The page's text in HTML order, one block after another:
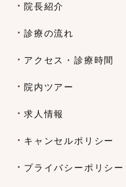
院長紹介
診療の流れ
アクセス・診療時間
院内ツアー
求人情報
キャンセルポリシー
プライバシーポリシー